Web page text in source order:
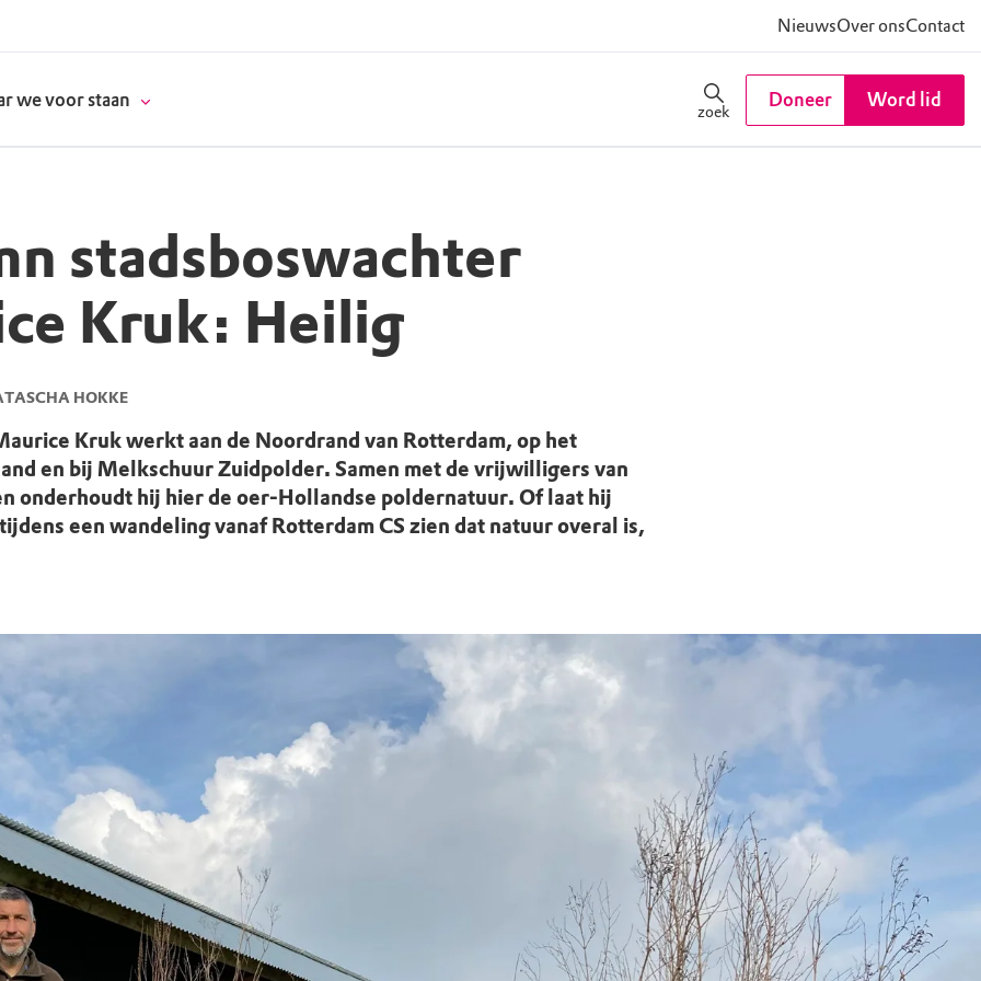
NieuwsOver onsContact
we voor staan
zoek
Doneer Word lid
stadsboswachter
Kruk: Heilig
HOKKE
Kruk werkt aan de Noordrand van Rotterdam, op het
en bij Melkschuur Zuidpolder. Samen met de vrijwilligers van
onderhoudt hij hier de oer-Hollandse poldernatuur. Of laat hij
een wandeling vanaf Rotterdam CS zien dat natuur overal is,